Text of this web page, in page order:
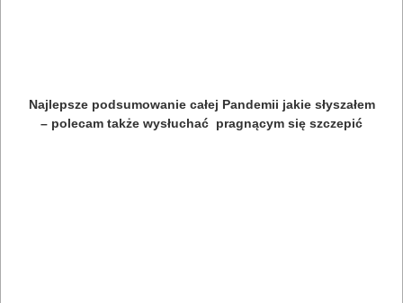
Najlepsze podsumowanie całej Pandemii jakie słyszałem
– polecam także wysłuchać pragnącym się szczepić